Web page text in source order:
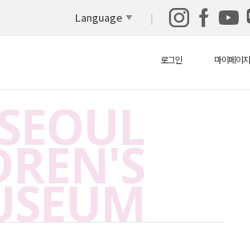
Language
로그인 마이페이지